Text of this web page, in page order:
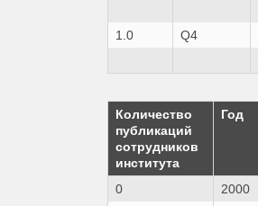
1.0
Q4
Количество
публикаций
сотрудников
института
Год
0
2000